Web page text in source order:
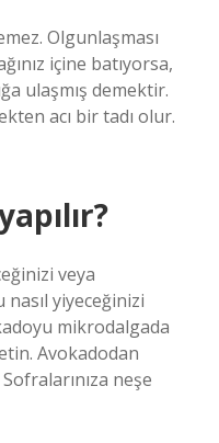
Olgunlaşması
içine batıyorsa,
ulaşmış demektir.
acı bir tadı olur.
veya
yiyeceğinizi
mikrodalgada
Avokadodan
neşe